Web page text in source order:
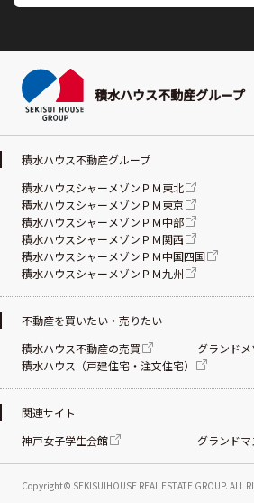
積水ハウス不動産グループ
Copyright© SEKISUIHOUSE REAL ESTATE GROUP. ALL
積水ハウス不動産グループ
積水ハウスシャーメゾンＰＭ東北
積水ハウスシャーメゾンＰＭ東京
積水ハウスシャーメゾンＰＭ中部
積水ハウスシャーメゾンＰＭ関西
積水ハウスシャーメゾンＰＭ中国四国
積水ハウスシャーメゾンＰＭ九州
不動産を買いたい・売りたい
積水ハウス不動産の売買
グランドメ
積水ハウス（戸建住宅・注文住宅）
関連サイト
神戸女子学生会館
グランドマ